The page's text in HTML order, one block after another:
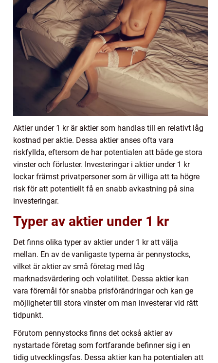
Aktier under 1 kr är aktier som handlas till en relativt låg
kostnad per aktie. Dessa aktier anses ofta vara
riskfyllda, eftersom de har potentialen att både ge stora
vinster och förluster. Investeringar i aktier under 1 kr
lockar främst privatpersoner som är villiga att ta högre
risk för att potentiellt få en snabb avkastning på sina
investeringar.
Typer av aktier under 1 kr
Det finns olika typer av aktier under 1 kr att välja
mellan. En av de vanligaste typerna är pennystocks,
vilket är aktier av små företag med låg
marknadsvärdering och volatilitet. Dessa aktier kan
vara föremål för snabba prisförändringar och kan ge
möjligheter till stora vinster om man investerar vid rätt
tidpunkt.
Förutom pennystocks finns det också aktier av
nystartade företag som fortfarande befinner sig i en
tidig utvecklingsfas. Dessa aktier kan ha potentialen att